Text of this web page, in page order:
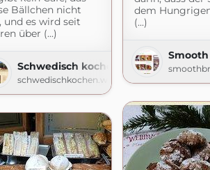
dem
(...)
Bällchen nicht
und es wird seit
über (...)
Schwedisch kochen
schwedischkochen.wordpress.com